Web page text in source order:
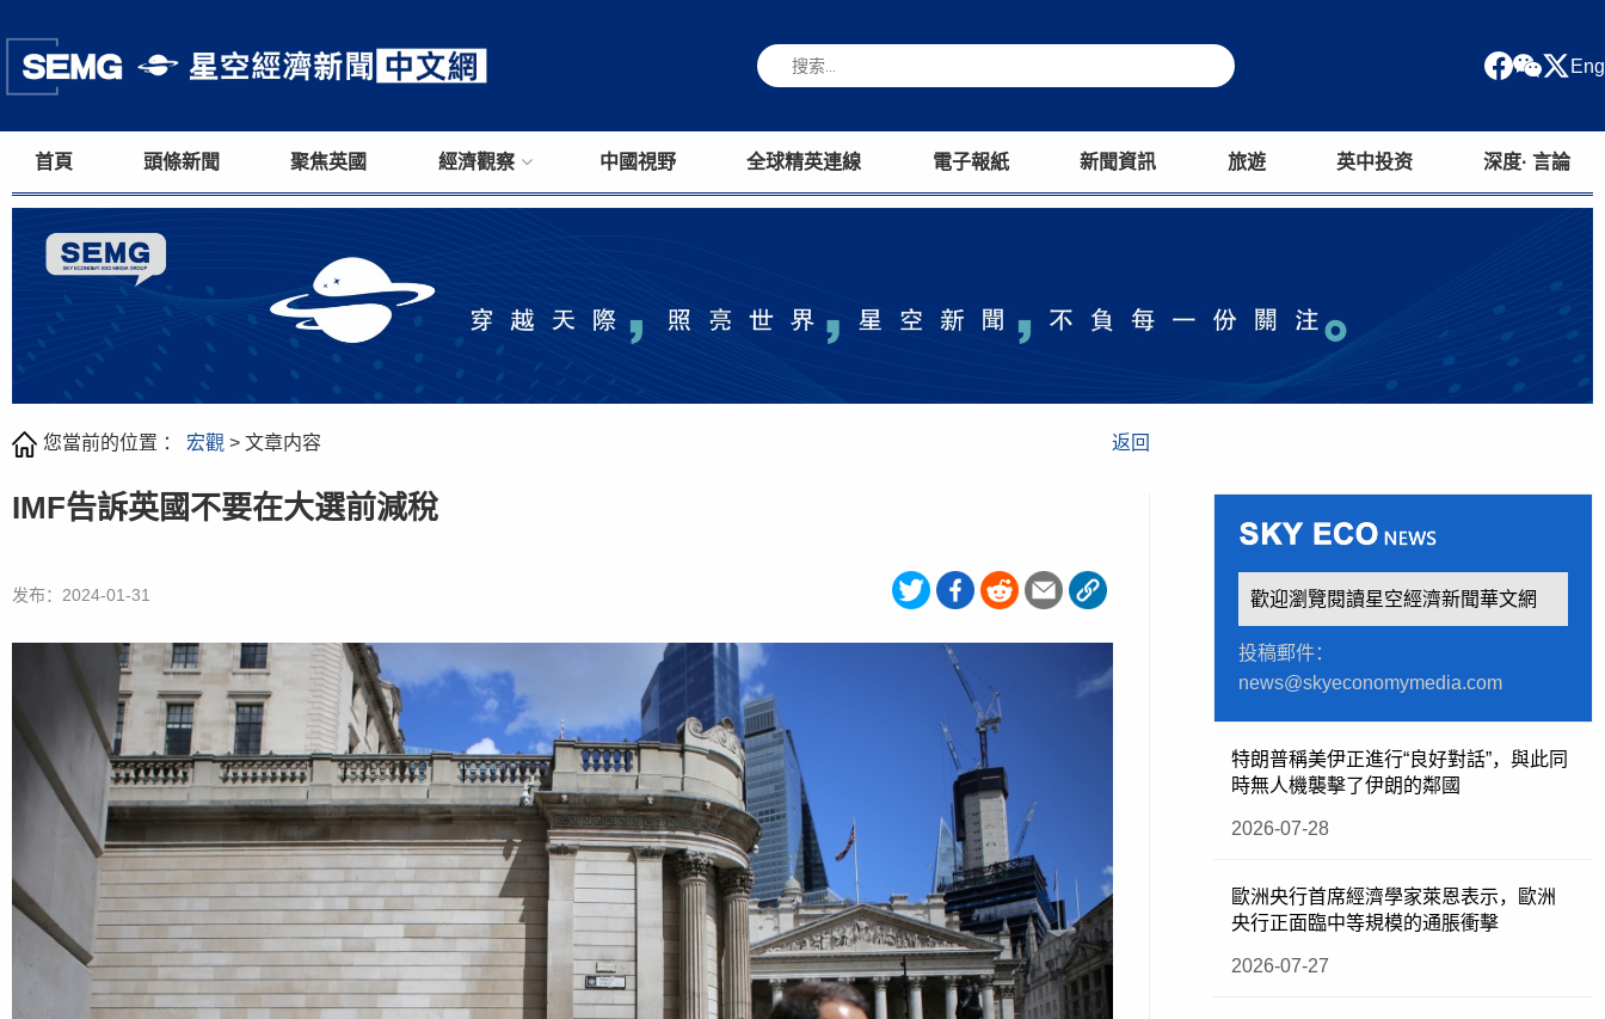
Eng
首頁 頭條新聞 聚焦英國 經濟觀察 中國視野 全球精英連線 電子報紙 新聞資訊 旅遊 英中投资 深度· 言論
您當前的位置 ： 宏觀 > 文章内容 返回
IMF告訴英國不要在大選前減稅
发布：2024-01-31 歡迎瀏覽閱讀星空經濟新聞華文網
投稿郵件：
news@skyeconomymedia.com
特朗普稱美伊正進行“良好對話”，與此同
時無人機襲擊了伊朗的鄰國
2026-07-28
歐洲央行首席經濟學家萊恩表示，歐洲
央行正面臨中等規模的通脹衝擊
2026-07-27